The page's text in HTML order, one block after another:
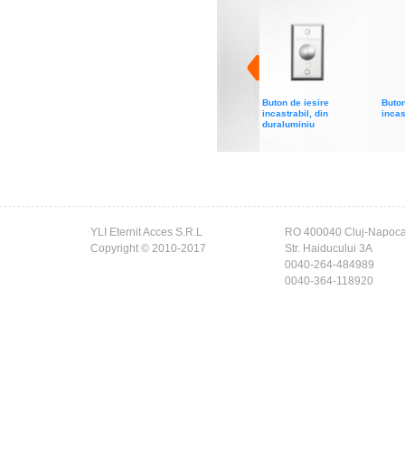
Buton de iesire
incastrabil, din
duraluminiu
YLI Eternit Acces S.R.L
Copyright © 2010-2017
RO 400040 Cluj-
Str. Haiducului 3A
0040-264-484989
0040-364-118920